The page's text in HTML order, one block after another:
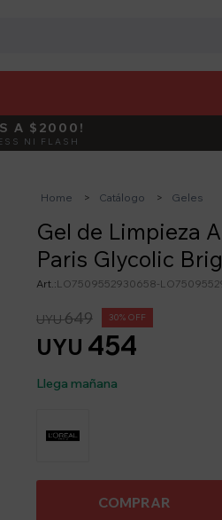
ACTIVÁ EL CÓDIGO
A $2000!
NI FLASH
Home Catálogo Geles
Gel de Limpieza
Paris Glycolic
LO7509552930658-
UYU 454
UYU649 30
Llega mañana
COMPRAR